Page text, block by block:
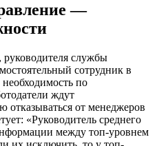
—
службы
сотрудник в
по
ждут
от менеджеров
«Руководитель среднего
между топ-уровнем